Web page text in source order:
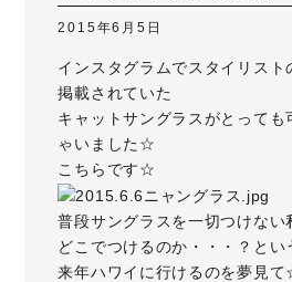
2015年6月5日
インスタグラムでスタイリスト
掲載されていた
キャットサングラスがとっても
ゃいました☆
こちらです☆
普段サングラスを一切つけない
どこでつけるのか・・・？とい
来年ハワイに行けるのを夢見